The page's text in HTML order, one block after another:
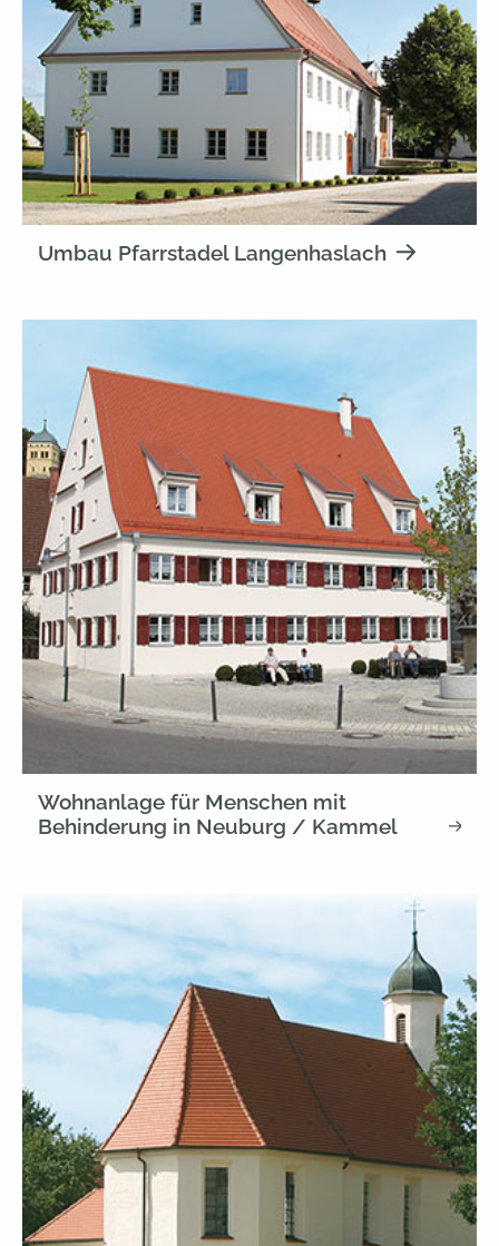
Umbau Pfarrstadel Langenhaslach
Wohnanlage für Menschen mit
Behinderung in Neuburg / Kammel